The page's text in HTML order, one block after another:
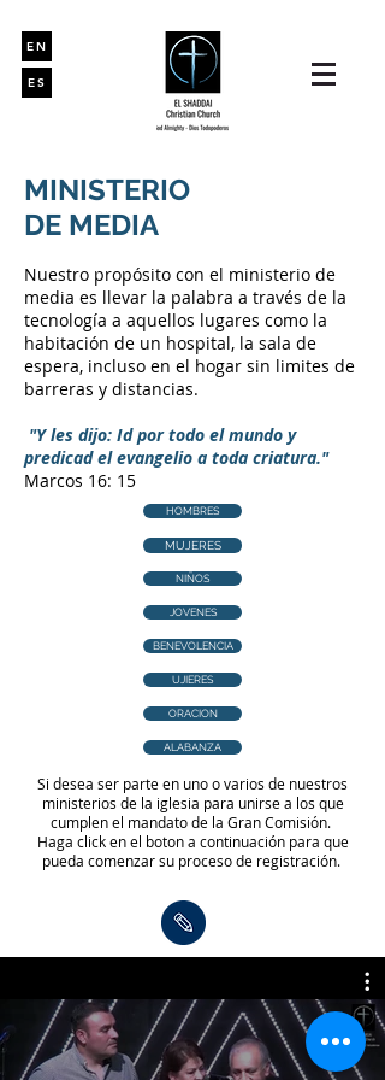
EN
ES
MINISTERIO
DE MEDIA
Nuestro propósito con el ministerio de
media es llevar la palabra a través de la
tecnología a aquellos lugares como la
habitación de un hospital, la sala de
espera, incluso en el hogar sin limites de
barreras y distancias.
"Y les dijo: Id por todo el mundo y
predicad el evangelio a toda criatura."
Marcos 16: 15
HOMBRES
MUJERES
NIÑOS
JOVENES
BENEVOLENCIA
UJIERES
ORACION
ALABANZA
Si desea ser parte en uno o varios de nuestros
ministerios de la iglesia para unirse a los que
cumplen el mandato de la Gran Comisión.
Haga click en el boton a continuación para que
pueda comenzar su proceso de registración.